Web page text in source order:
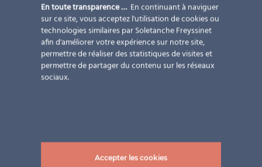
Photos : ©mglass GmbH
En toute transparence … En continuant à naviguer
sur ce site, vous acceptez l'utilisation de cookies ou
technologies similaires par Soletanche Freyssinet
afin d'améliorer votre expérience sur notre site,
permettre de réaliser des statistiques de visites et
permettre de partager du contenu sur les réseaux
sociaux.
Accepter les cookies